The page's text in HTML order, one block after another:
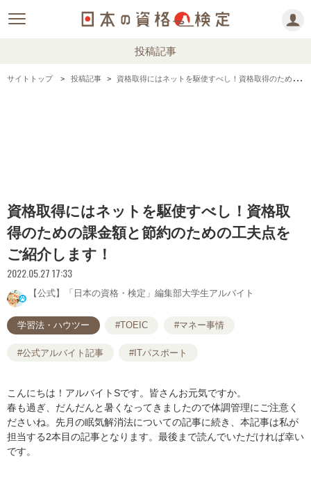
投稿記事
サイトトップ 投稿記事 資格取得にはネットを駆使すべし！資格取得のための課金額と節約のための工夫点をご紹介します！
資格取得にはネットを駆使すべし！資格取
得のための課金額と節約のための工夫点を
ご紹介します！
2022.05.27 17:33
【公式】「日本の資格・検定」編集部大学生アルバイト
学習法・ハウツー #TOEIC #マネー事情
#公式アルバイト記事 #ITパスポート
こんにちは！アルバイトSです。皆さんお元気ですか。
春も過ぎ、だんだんと暑くなってきましたので体調管理にご注意く
ださいね。先月の眠気解消法についての記事に続き、本記事は私が
担当する2本目の記事となります。最後まで読んでいただければ幸い
です。